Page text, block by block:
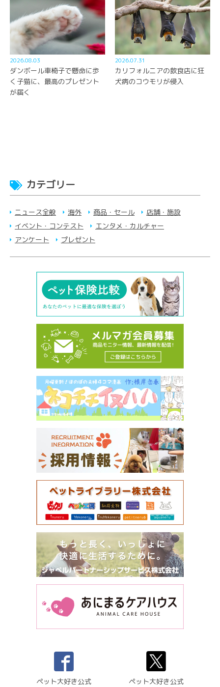
2026.08.03
ダンボール車椅子で懸命に歩
く子猫に、最高のプレゼント
が届く
2026.07.31
カリフォルニアの飲食店に狂
犬病のコウモリが侵入
カテゴリー
ニュース全般 海外 商品・セール
店舗・施設
イベント・コンテスト
エンタメ・カルチャー
アンケート
プレゼント
ペット大好き公式 ペット大好き公式